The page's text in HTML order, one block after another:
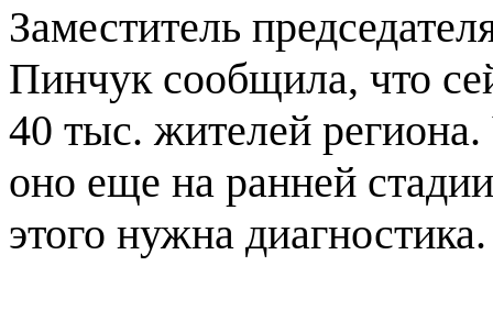
Заместитель
Пинчук сообщила, что
40 тыс. жителей
оно еще на ранней
этого нужна диагностика.